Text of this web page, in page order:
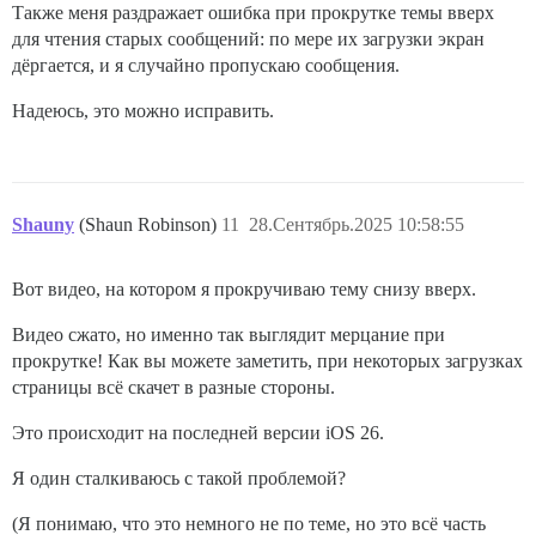
Также меня раздражает ошибка при прокрутке темы вверх
для чтения старых сообщений: по мере их загрузки экран
дёргается, и я случайно пропускаю сообщения.
Надеюсь, это можно исправить.
Shauny (Shaun Robinson) 28.Сентябрь.2025 10:58:55
11
Вот видео, на котором я прокручиваю тему снизу вверх.
Видео сжато, но именно так выглядит мерцание при
прокрутке! Как вы можете заметить, при некоторых загрузках
страницы всё скачет в разные стороны.
Это происходит на последней версии iOS 26.
Я один сталкиваюсь с такой проблемой?
(Я понимаю, что это немного не по теме, но это всё часть